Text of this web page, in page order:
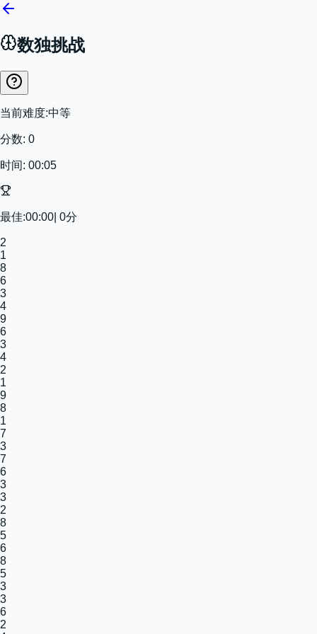
数独挑战
当前难度:中等
分数: 0
时间: 00:05
最佳:00:00 0分
2
1
8
6
3
4
9
6
3
4
2
1
9
8
1
7
3
7
6
3
3
2
8
5
6
8
5
3
3
6
2